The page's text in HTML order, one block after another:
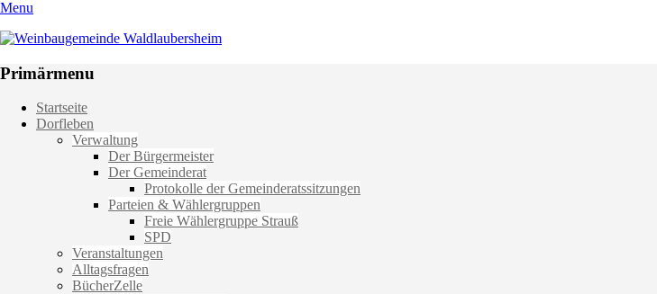
Menu
Weinbaugemeinde Waldlaubersheim
Primärmenu
Weiter
zum
Startseite
Dorfleben
Verwaltung
Der Bürgermeister
Der Gemeinderat
Protokolle der Gemeinderatssitzungen
Parteien & Wählergruppen
Freie Wählergruppe Strauß
SPD
Veranstaltungen
Alltagsfragen
BücherZelle